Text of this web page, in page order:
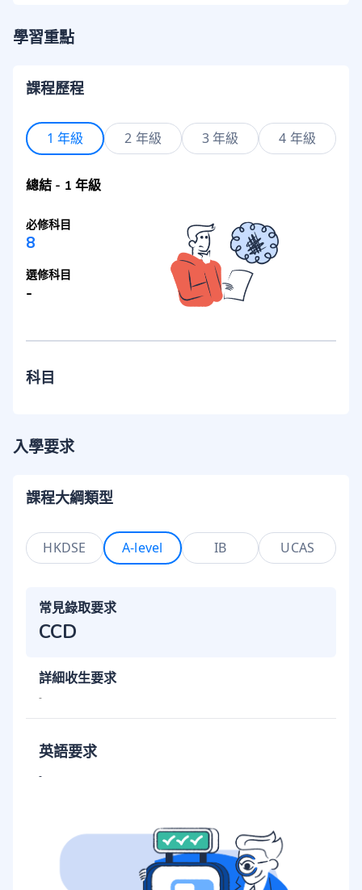
學習重點
課程歷程
1 年級 2 年級 3 年級 4 年級
總結 - 1 年級
必修科目
8
選修科目
-
科目
入學要求
課程大綱類型
HKDSE A-level IB UCAS
常見錄取要求
CCD
詳細收生要求
-
英語要求
-